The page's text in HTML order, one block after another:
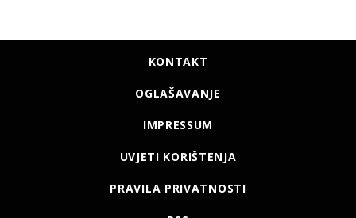
KONTAKT
OGLAŠAVANJE
IMPRESSUM
UVJETI KORIŠTENJA
PRAVILA PRIVATNOSTI